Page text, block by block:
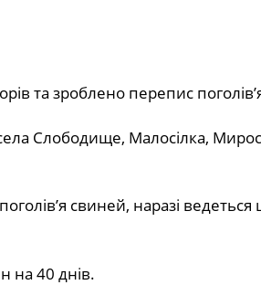
та зроблено перепис
Слободище, Малосілка,
свиней, наразі
на 40 днів.